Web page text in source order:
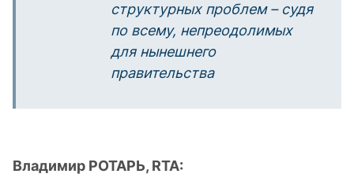
структурных проблем – судя
по всему, непреодолимых
для нынешнего
правительства
Владимир РОТАРЬ, RTA: